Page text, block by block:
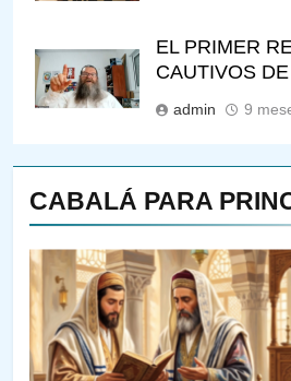
CABALÁ PARA
144
¿QUIÉN ES
VE LO
EL PRIMER
CAUTIVOS
admin 9